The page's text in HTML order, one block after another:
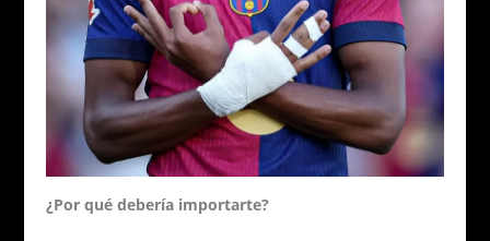
¿Por qué debería importarte?